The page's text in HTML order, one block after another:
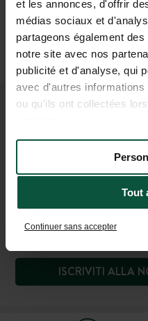
et les annonces, d'offrir
médias sociaux et
partageons également
notre site avec nos
publicité et d'analyse, qui
avec d'autres
ou qu'ils ont collectées
Tout
Continuer sans accepter
Aeroporti più
In
Per essere i primi a
ISCRIVITI ALLA